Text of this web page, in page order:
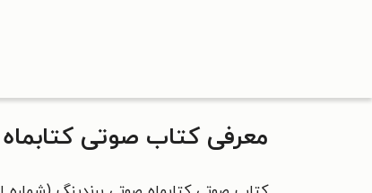
معرفی کتاب صوتی